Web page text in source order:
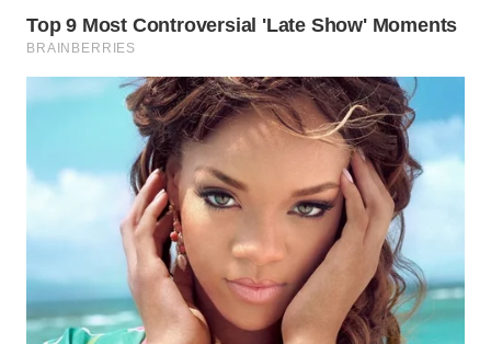
TAPANULI
UTARA
LAWAS
WN
SUMEDANG